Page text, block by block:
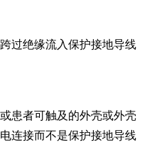
过绝缘流入保护接地导线
患者可触及的外壳或外壳
连接而不是保护接地导线